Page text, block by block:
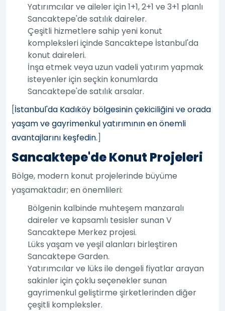
Yatırımcılar ve aileler için 1+1, 2+1 ve 3+1 planlı
Sancaktepe'de satılık daireler.
Çeşitli hizmetlere sahip yeni konut
kompleksleri içinde Sancaktepe İstanbul'da
konut daireleri.
İnşa etmek veya uzun vadeli yatırım yapmak
isteyenler için seçkin konumlarda
Sancaktepe'de satılık arsalar.
[İstanbul'da Kadıköy bölgesinin çekiciliğini ve orada
yaşam ve gayrimenkul yatırımının en önemli
avantajlarını keşfedin.]
Sancaktepe'de Konut Projeleri
Bölge, modern konut projelerinde büyüme
yaşamaktadır; en önemlileri:
Bölgenin kalbinde muhteşem manzaralı
daireler ve kapsamlı tesisler sunan V
Sancaktepe Merkez projesi.
Lüks yaşam ve yeşil alanları birleştiren
Sancaktepe Garden.
Yatırımcılar ve lüks ile dengeli fiyatlar arayan
sakinler için çoklu seçenekler sunan
gayrimenkul geliştirme şirketlerinden diğer
çeşitli kompleksler.